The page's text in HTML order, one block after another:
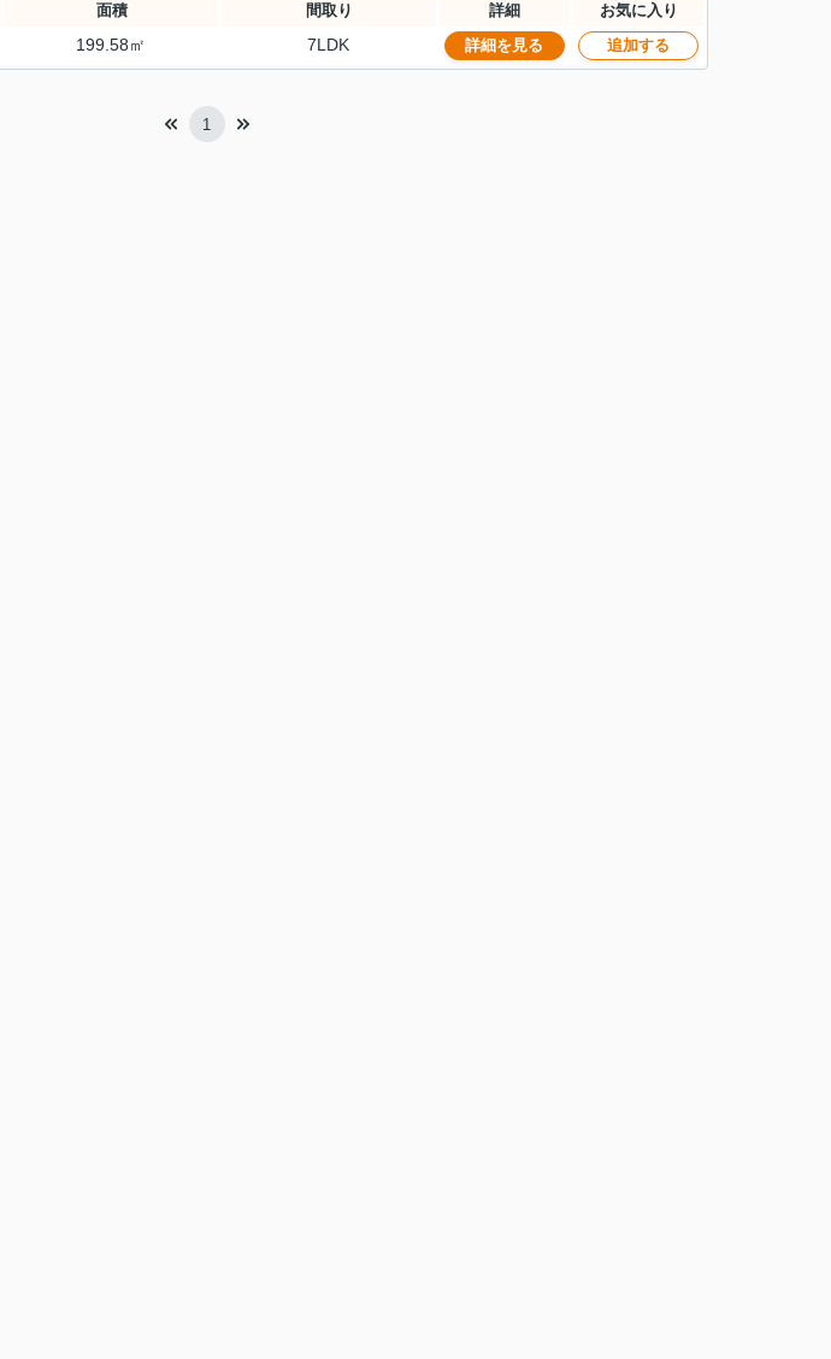
面積 間取り 詳細 お気に入り
199.58㎡ 7LDK 詳細を見る 追加する
1